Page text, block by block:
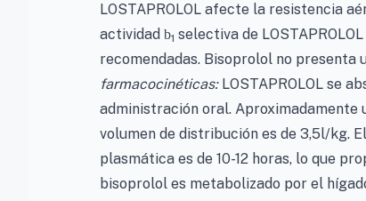
LOSTAPROLOL afecte la resistencia
actividad b1 selectiva de
recomendadas. Bisoprolol no
farmacocinéticas:LOSTAPROLOL se
administración oral. Aproximadamente
volumen de distribución es de 3,5l/kg.
plasmática es de 10-12 horas, lo que
bisoprolol es metabolizado por el